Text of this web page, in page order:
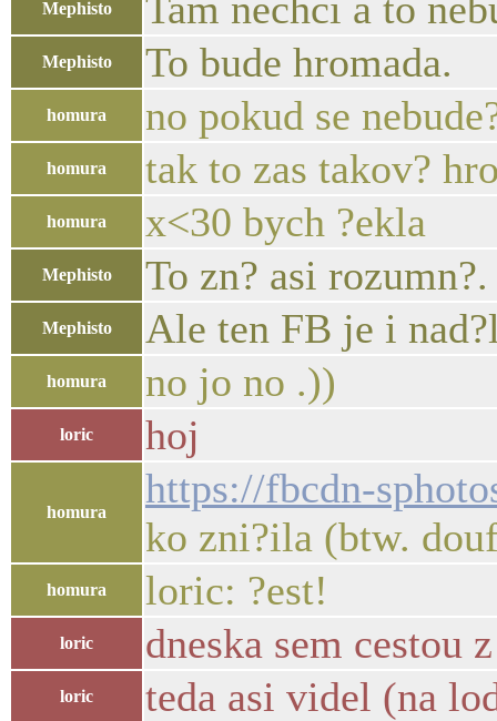
Mephisto
Mephisto To bude hromada.
homura no pokud se
homura tak to zas takov?
homura x<30 bych ?ekla
Mephisto To zn? asi rozumn?.
Mephisto Ale ten FB je i
homura no jo no .))
loric hoj
homura
https://fbcdn-
ko zni?ila (btw.
homura loric: ?est!
loric dneska sem cestou
loric teda asi videl (na